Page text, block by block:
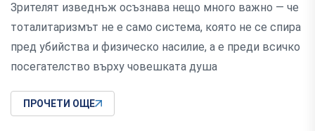
Зрителят изведнъж осъзнава нещо много важно — че
тоталитаризмът не е само система, която не се спира
пред убийства и физическо насилие, а е преди всичко
посегателство върху човешката душа
ПРОЧЕТИ ОЩЕ